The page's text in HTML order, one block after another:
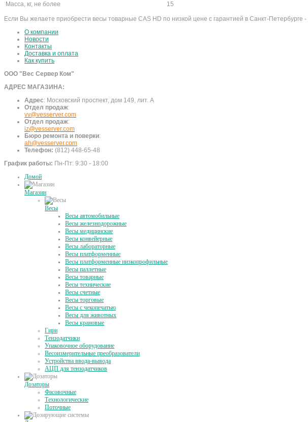
Масса, кг, не более
15
Если Вы желаете приобрести весы товарные CAS HD по низкой цене с гарантией в Санкт-
О компании
Новости
Контакты
Доставка и оплата
Как купить
ООО "Вес Сервер Ком"
АДРЕС МАГАЗИНА:
Адрес: Московский проспект, дом 149, лит. А
Отдел продаж:
vv@vesserver.com
Отдел продаж:
iz@vesserver.com
Бюро ремонта и поверки:
ah@vesserver.com
Телефон: (812) 448-65-48
График работы: Пн-Пт: 9:30 - 18:00
Домой
Магазин
Весы
Весы автомобильные
Весы железнодорожные
Весы медицинские
Весы конвейерные
Весы лабораторные
Весы платформенные
Весы платформенные низкопрофильные
Весы паллетные
Весы товарные
Весы технические
Весы счетные
Весы торговые
Весы с чекопечатью
Весы для животных
Весы крановые
Гири
Тензодатчики
Упаковочное оборудование
Весоизмерительные преобразователи
Устройства ввода-вывода
АЦП для тензодатчиков
Дозаторы
Фасовочные
Технологические
Поточные